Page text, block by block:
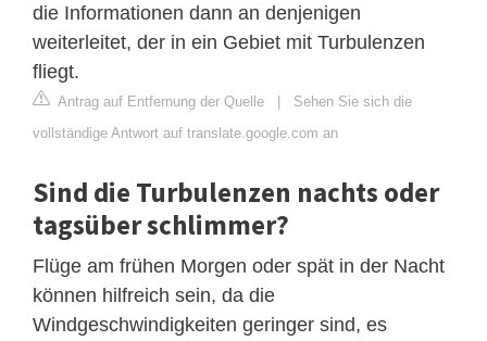
die Informationen dann an denjenigen
weiterleitet, der in ein Gebiet mit Turbulenzen
fliegt.
Antrag auf Entfernung der Quelle | Sehen Sie sich die
vollständige Antwort auf translate.google.com an
Sind die Turbulenzen nachts oder
tagsüber schlimmer?
Flüge am frühen Morgen oder spät in der Nacht
können hilfreich sein, da die
Windgeschwindigkeiten geringer sind, es